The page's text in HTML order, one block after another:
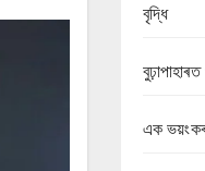
বৃদ্ধি
এক ভয়ংকৰ